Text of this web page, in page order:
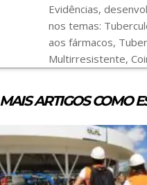
Evidências,
nos temas:
aos fármacos,
Multirresistente,
MAIS ARTIGOS COMO